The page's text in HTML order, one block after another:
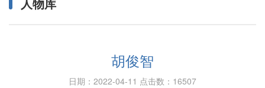
人物库
胡俊智
日期：2022-04-11 点击数：16507